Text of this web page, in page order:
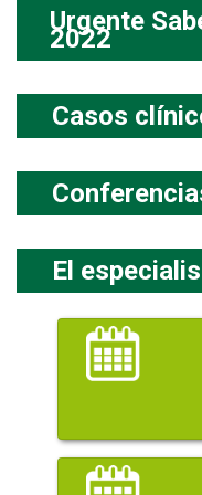
Urgente
2022
Casos
El